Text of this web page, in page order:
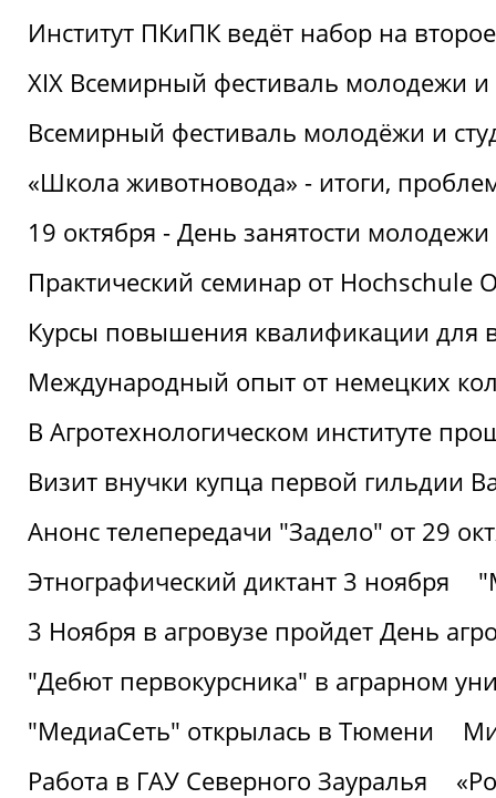
Институт ПКиПК ведёт набор на
XIX Всемирный фестиваль молодежи
Всемирный фестиваль молодёжи и
«Школа животновода» - итоги,
19 октября - День занятости молодежи
Практический семинар от Hochschule
Курсы повышения квалификации для
Международный опыт от немецких
В Агротехнологическом институте
Визит внучки купца первой гильдии
Анонс телепередачи "Задело" от 29
Этнографический диктант 3 ноября
3 Ноября в агровузе пройдет День
"Дебют первокурсника" в аграрном
"МедиаСеть" открылась в Тюмени
Работа в ГАУ Северного Зауралья